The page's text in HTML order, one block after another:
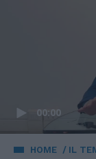
00:00
HOME IL